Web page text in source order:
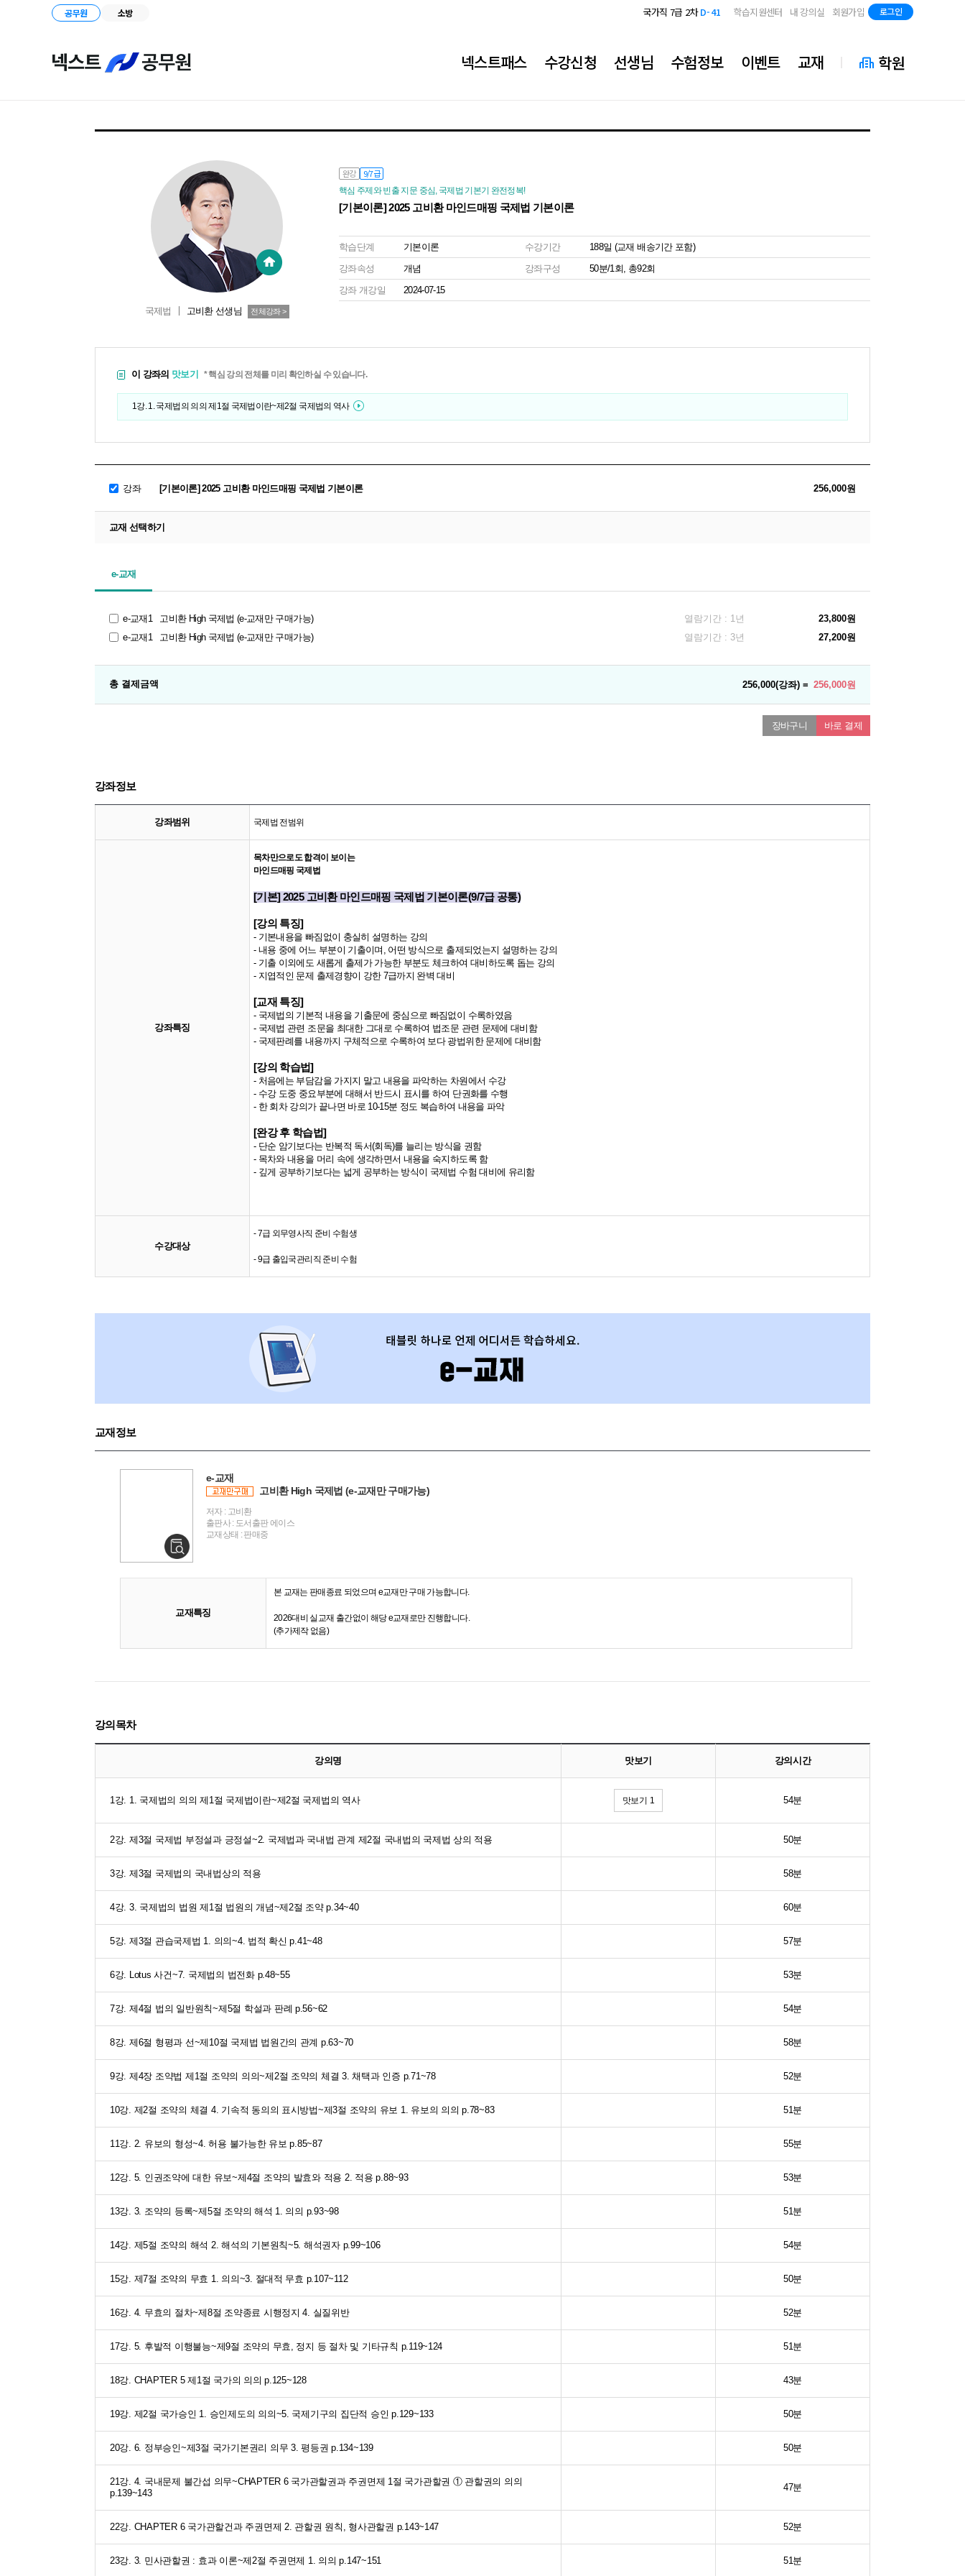
공무원 소방 학습지원센터 내 강의실 회원가입 로그인
국가직 7급 2차D-41
지방직 7급
넥스트패스 수강신청 선생님 수험정보 이벤트 교재 학원
완강 9/7급
핵심 주제와 빈출 지문 중심, 국제법 기본기 완전정복!
[기본이론] 2025 고비환 마인드매핑 국제법 기본이론
국제법 고비환선생님 전체강좌 >
학습단계 기본이론 수강기간
188일 (교재 배송기간 포함)
강좌속성
개념 강좌구성
50분/1회, 총92회
강좌 개강일
2024-07-15
이 강좌의 맛보기 * 핵심 강의 전체를 미리 확인하실 수 있습니다.
1강. 1. 국제법의 의의 제1절 국제법이란~제2절 국제법의 역사
강좌 [기본이론] 2025 고비환 마인드매핑 국제법 기본이론 256,000원
교재 선택하기
e-교재
e-교재1 고비환 High 국제법 (e-교재만 구매가능) 열람기간 : 1년
23,800원
e-교재1
고비환 High 국제법 (e-교재만 구매가능) 열람기간 : 3년 27,200원
총 결제금액 256,000(강좌) = 256,000원
장바구니 바로 결제
강좌정보
강좌범위 국제법 전범위
강좌특징
목차만으로도 합격이 보이는
마인드매핑 국제법
​[기본] 2025 고비환 마인드매핑 국제법 기본이론(9/7급 공통)
[강의 특징]
- 기본내용을 빠짐없이 충실히 설명하는 강의
- 내용 중에 어느 부분이 기출이며, 어떤 방식으로 출제되었는지 설명하는 강의
- 기출 이외에도 새롭게 출제가 가능한 부분도 체크하여 대비하도록 돕는 강의
- 지엽적인 문제 출제경향이 강한 7급까지 완벽 대비
[교재 특징]
- 국제법의 기본적 내용을 기출문에 중심으로 빠짐없이 수록하였음
- 국제법 관련 조문을 최대한 그대로 수록하여 법조문 관련 문제에 대비함
- 국제판례를 내용까지 구체적으로 수록하여 보다 광법위한 문제에 대비함
[강의 학습법]
- 처음에는 부담감을 가지지 말고 내용을 파악하는 차원에서 수강
- 수강 도중 중요부분에 대해서 반드시 표시를 하여 단권화를 수행
- 한 회차 강의가 끝나면 바로 10-15분 정도 복습하여 내용을 파악
[완강 후 학습법]
- 단순 암기보다는 반복적 독서(회독)를 늘리는 방식을 권함
- 목차와 내용을 머리 속에 생각하면서 내용을 숙지하도록 함
- 깊게 공부하기보다는 넓게 공부하는 방식이 국제법 수험 대비에 유리함
수강대상
- 7급 외무영사직 준비 수험생
- 9급 출입국관리직 준비 수험
교재정보
e-교재
고비환 High 국제법 (e-교재만 구매가능)
저자 : 고비환
출판사 : 도서출판 에이스
교재상태 : 판매중
교재특징
본 교재는 판매종료 되었으며 e교재만 구매 가능합니다.
2026대비 실교재 출간없이 해당 e교재로만 진행합니다.
(추가제작 없음)
강의목차
강의명 맛보기 강의시간
1강. 1. 국제법의 의의 제1절 국제법이란~제2절 국제법의 역사 맛보기 1 54분
2강. 제3절 국제법 부정설과 긍정설~2. 국제법과 국내법 관계 제2절 국내법의 국제법 상의 적용 50분
3강. 제3절 국제법의 국내법상의 적용 58분
4강. 3. 국제법의 법원 제1절 법원의 개념~제2절 조약 p.34~40 60분
5강. 제3절 관습국제법 1. 의의~4. 법적 확신 p.41~48 57분
6강. Lotus 사건~7. 국제법의 법전화 p.48~55 53분
7강. 제4절 법의 일반원칙~제5절 학설과 판례 p.56~62 54분
8강. 제6절 형평과 선~제10절 국제법 법원간의 관계 p.63~70 58분
9강. 제4장 조약법 제1절 조약의 의의~제2절 조약의 체결 3. 채택과 인증 p.71~78 52분
10강. 제2절 조약의 체결 4. 기속적 동의의 표시방법~제3절 조약의 유보 1. 유보의 의의 p.78~83 51분
11강. 2. 유보의 형성~4. 허용 불가능한 유보 p.85~87 55분
12강. 5. 인권조약에 대한 유보~제4절 조약의 발효와 적용 2. 적용 p.88~93 53분
13강. 3. 조약의 등록~제5절 조약의 해석 1. 의의 p.93~98 51분
14강. 제5절 조약의 해석 2. 해석의 기본원칙~5. 해석권자 p.99~106 54분
15강. 제7절 조약의 무효 1. 의의~3. 절대적 무효 p.107~112 50분
16강. 4. 무효의 절차~제8절 조약종료 시행정지 4. 실질위반 52분
17강. 5. 후발적 이행불능~제9절 조약의 무효, 정지 등 절차 및 기타규칙 p.119~124 51분
18강. CHAPTER 5 제1절 국가의 의의 p.125~128 43분
19강. 제2절 국가승인 1. 승인제도의 의의~5. 국제기구의 집단적 승인 p.129~133 50분
20강. 6. 정부승인~제3절 국가기본권리 의무 3. 평등권 p.134~139 50분
21강. 4. 국내문제 불간섭 의무~CHAPTER 6 국가관할권과 주권면제 1절 국가관할권 ① 관할권의 의의
p.139~143
47분
22강. CHAPTER 6 국가관할건과 주권면제 2. 관할권 원칙, 형사관할권 p.143~147 52분
23강. 3. 민사관할권 : 효과 이론~제2절 주권면제 1. 의의 p.147~151 51분